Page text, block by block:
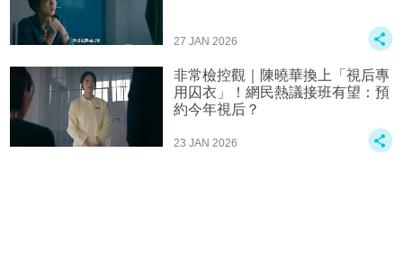
27 JAN 2026
非常檢控觀｜陳曉華換上「視后專
用囚衣」！網民熱議接班有望：預
約今年視后？
23 JAN 2026